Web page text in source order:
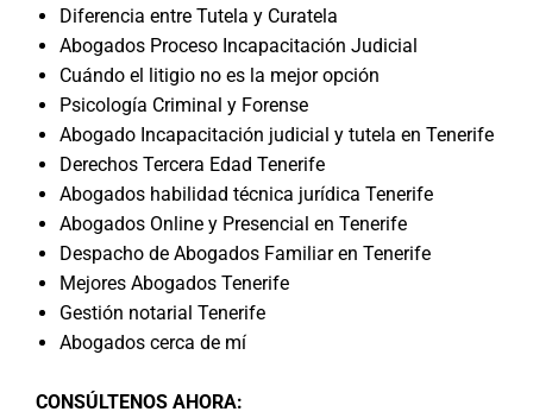
Diferencia entre Tutela y Curatela
Abogados Proceso Incapacitación Judicial
Cuándo el litigio no es la mejor opción
Psicología Criminal y Forense
Abogado Incapacitación judicial y tutela en Tenerife
Derechos Tercera Edad Tenerife
Abogados habilidad técnica jurídica Tenerife
Abogados Online y Presencial en Tenerife
Despacho de Abogados Familiar en Tenerife
Mejores Abogados Tenerife
Gestión notarial Tenerife
Abogados cerca de mí
CONSÚLTENOS AHORA: